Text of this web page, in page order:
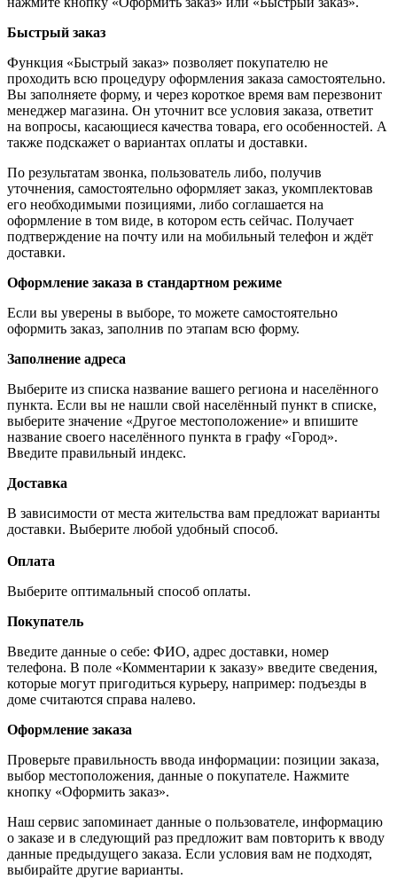
Быстрый заказ
Функция «Быстрый заказ» позволяет покупателю не
проходить всю процедуру оформления заказа самостоятельно.
Вы заполняете форму, и через короткое время вам перезвонит
менеджер магазина. Он уточнит все условия заказа, ответит
на вопросы, касающиеся качества товара, его особенностей. А
также подскажет о вариантах оплаты и доставки.
По результатам звонка, пользователь либо, получив
уточнения, самостоятельно оформляет заказ, укомплектовав
его необходимыми позициями, либо соглашается на
оформление в том виде, в котором есть сейчас. Получает
подтверждение на почту или на мобильный телефон и ждёт
доставки.
Оформление заказа в стандартном режиме
Если вы уверены в выборе, то можете самостоятельно
оформить заказ, заполнив по этапам всю форму.
Заполнение адреса
Выберите из списка название вашего региона и населённого
пункта. Если вы не нашли свой населённый пункт в списке,
выберите значение «Другое местоположение» и впишите
название своего населённого пункта в графу «Город».
Введите правильный индекс.
Доставка
В зависимости от места жительства вам предложат варианты
доставки. Выберите любой удобный способ.
Оплата
Выберите оптимальный способ оплаты.
Покупатель
Введите данные о себе: ФИО, адрес доставки, номер
телефона. В поле «Комментарии к заказу» введите сведения,
которые могут пригодиться курьеру, например: подъезды в
доме считаются справа налево.
Оформление заказа
Проверьте правильность ввода информации: позиции заказа,
выбор местоположения, данные о покупателе. Нажмите
кнопку «Оформить заказ».
Наш сервис запоминает данные о пользователе, информацию
о заказе и в следующий раз предложит вам повторить к вводу
данные предыдущего заказа. Если условия вам не подходят,
выбирайте другие варианты.